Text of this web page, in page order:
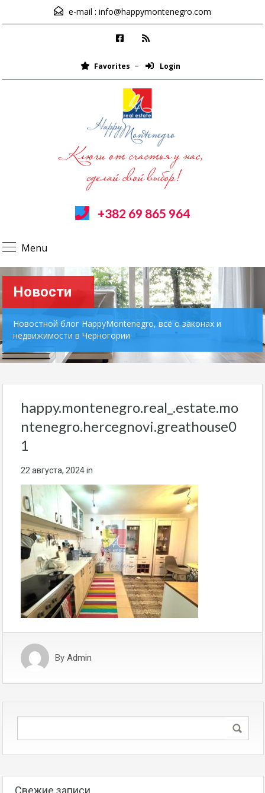
e-mail : info@happymontenegro.com
Favorites Login
+382 69 865 964
Menu
Новости
Новостной блог HappyMontenegro, всё о законах и
недвижимости в Черногории
happy.montenegro.real_.estate.mo
ntenegro.hercegnovi.greathouse0
1
22 августа, 2024in
By Admin
Свежие записи